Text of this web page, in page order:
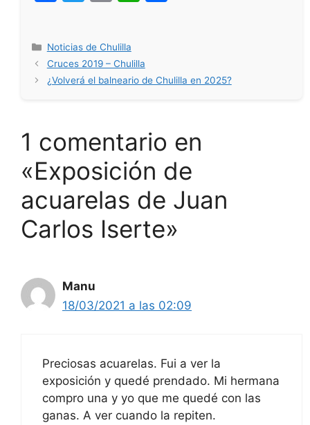
e
b
k
er l
s
A
Categorías
Noticias de Chulilla
Cruces 2019 – Chulilla
¿Volverá el balneario de Chulilla en 2025?
1 comentario en
«Exposición de
acuarelas de Juan
Carlos Iserte»
Manu
18/03/2021 a las 02:09
Preciosas acuarelas. Fui a ver la
exposición y quedé prendado. Mi hermana
compro una y yo que me quedé con las
ganas. A ver cuando la repiten.